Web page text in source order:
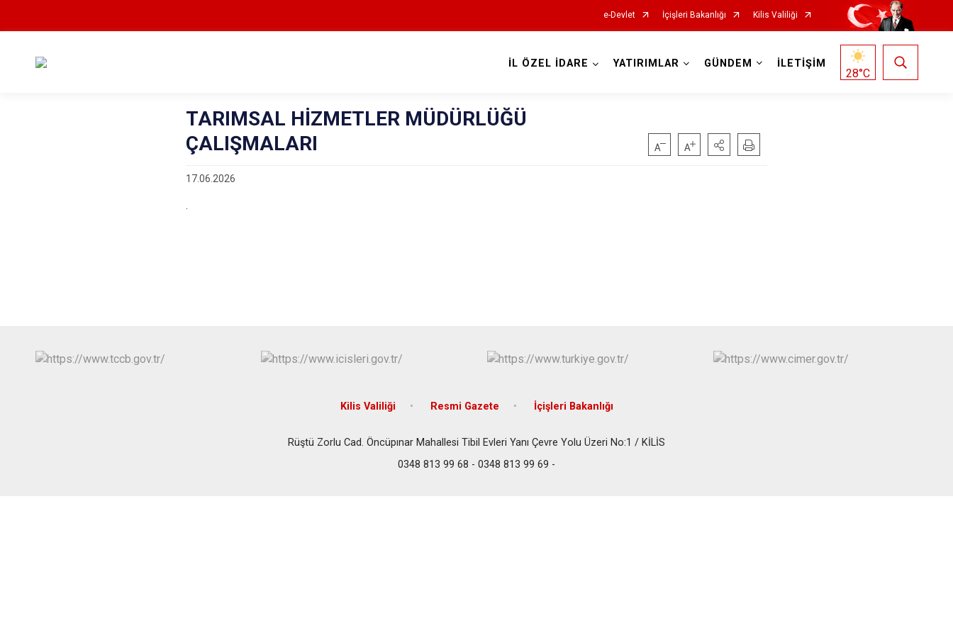
e-Devlet İçişleri Bakanlığı Kilis Valiliği
İL ÖZEL İDARE YATIRIMLAR GÜNDEM İLETİŞİM
28°C
TARIMSAL HİZMETLER MÜDÜRLÜĞÜ
ÇALIŞMALARI
17.06.2026
.
Kilis Valiliği Resmi Gazete İçişleri Bakanlığı
Rüştü Zorlu Cad. Öncüpınar Mahallesi Tibil Evleri Yanı Çevre Yolu Üzeri No:1 / KİLİS
0348 813 99 68 - 0348 813 99 69 -